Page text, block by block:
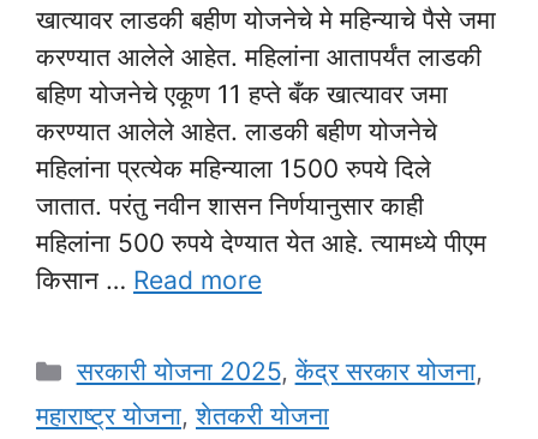
खात्यावर लाडकी बहीण योजनेचे मे महिन्याचे पैसे जमा
करण्यात आलेले आहेत. महिलांना आतापर्यंत लाडकी
बहिण योजनेचे एकूण 11 हप्ते बँक खात्यावर जमा
करण्यात आलेले आहेत. लाडकी बहीण योजनेचे
महिलांना प्रत्येक महिन्याला 1500 रुपये दिले
जातात. परंतु नवीन शासन निर्णयानुसार काही
महिलांना 500 रुपये देण्यात येत आहे. त्यामध्ये पीएम
किसान … Read more
Categories
सरकारी योजना 2025,केंद्र सरकार योजना,
महाराष्ट्र योजना,शेतकरी योजना